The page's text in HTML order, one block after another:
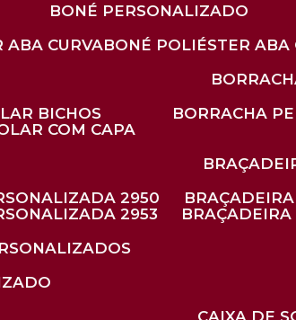
BONÉ PERSONALIZADO
ABA CURVA
BONÉ POLIÉSTER
BICHOS
BORRACHA
COM CAPA
2950
2953
CAIXA DE